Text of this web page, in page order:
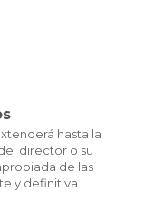
hasta la
director o su
de las
y definitiva.